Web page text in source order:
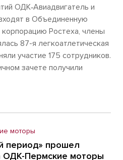
ОДК‑Авиадвигатель и
в Объединенную
Ростеха, члены
87-я легкоатлетическая
участие 175 сотрудников.
зачете получили
моторы
период» прошел
ОДК-Пермские моторы